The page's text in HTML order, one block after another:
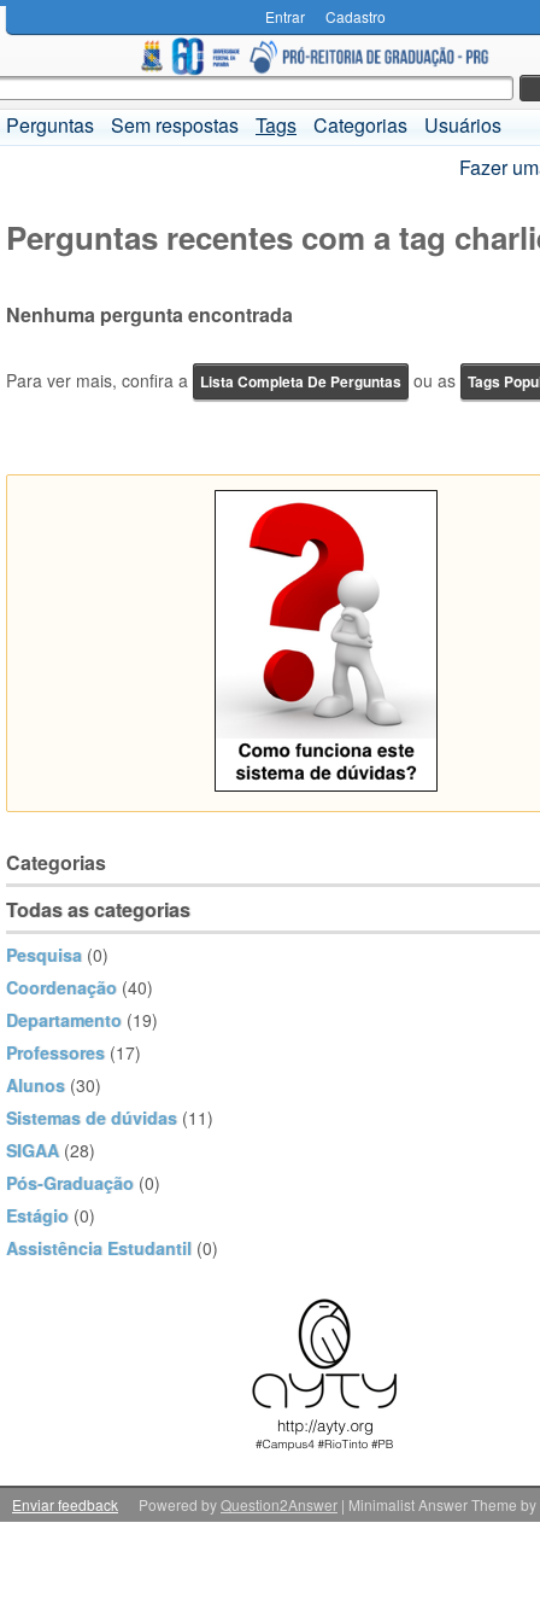
Entrar Cadastro
Perguntas Sem respostas Tags Categorias
Usuários
Fazer
Perguntas recentes com a tag
Nenhuma pergunta encontrada
Para ver mais, confira a Lista Completa De Perguntas ou as Tags
Categorias
Todas as categorias
Pesquisa (0)
Coordenação (40)
Departamento (19)
Professores (17)
Alunos (30)
Sistemas de dúvidas (11)
SIGAA (28)
Pós-Graduação (0)
Estágio (0)
Assistência Estudantil (0)
Enviar feedback | Minimalist Answer Theme by
Powered byQuestion2Answer